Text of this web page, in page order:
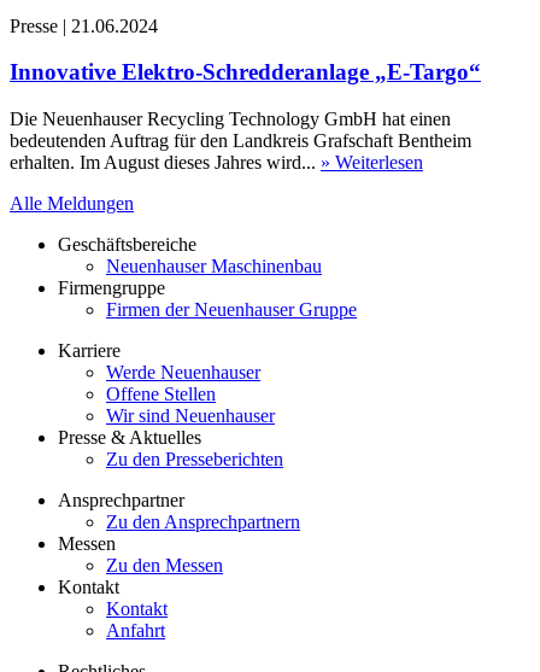
Presse | 21.06.2024
Innovative Elektro-Schredderanlage „E-Targo“
Die Neuenhauser Recycling Technology GmbH hat einen
bedeutenden Auftrag für den Landkreis Grafschaft Bentheim
erhalten. Im August dieses Jahres wird... » Weiterlesen
Alle Meldungen
Geschäftsbereiche
Neuenhauser Maschinenbau
Firmengruppe
Firmen der Neuenhauser Gruppe
Karriere
Werde Neuenhauser
Offene Stellen
Wir sind Neuenhauser
Presse & Aktuelles
Zu den Presseberichten
Ansprechpartner
Zu den Ansprechpartnern
Messen
Zu den Messen
Kontakt
Kontakt
Anfahrt